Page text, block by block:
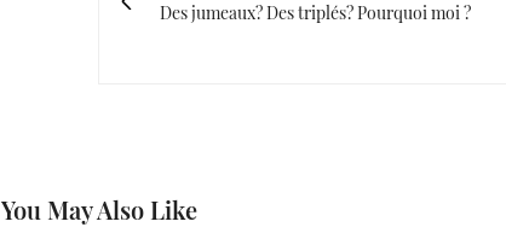
Des jumeaux? Des triplés? Pourquoi moi ?
You May Also Like